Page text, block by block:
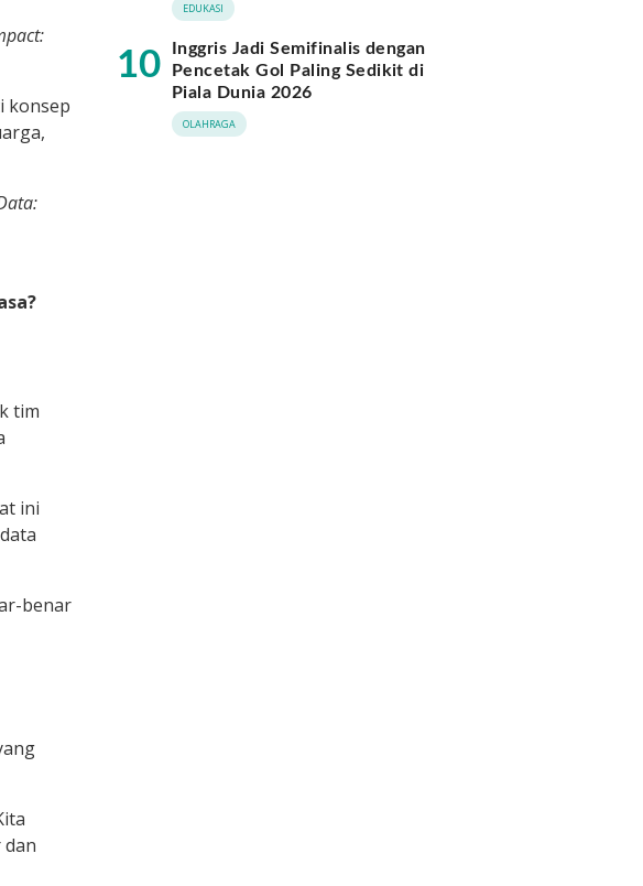
konsep
tim
ini
benar
EDUKASI
10
Inggris Jadi Semifinalis dengan
Pencetak Gol Paling Sedikit di
Piala Dunia 2026
OLAHRAGA